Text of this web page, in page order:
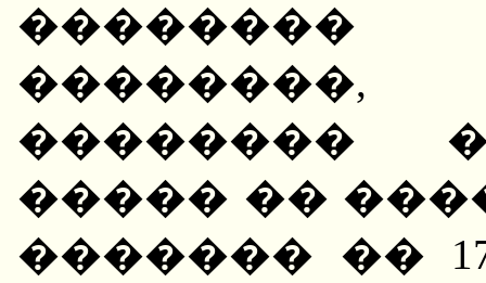
��������,
��������
����� ��
������� ��